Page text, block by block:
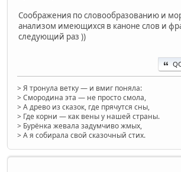
Соображения по словообразованию и
анализом имеющихся в каноне слов и
следующий раз ))
> Я тронула ветку — и вмиг поняла:
> Смородина эта — не просто смола,
> А древо из сказок, где прячутся сны,
> Где корни — как вены у нашей страны.
> Бурёнка жевала задумчиво жмых,
> А я собирала свой сказочный стих.